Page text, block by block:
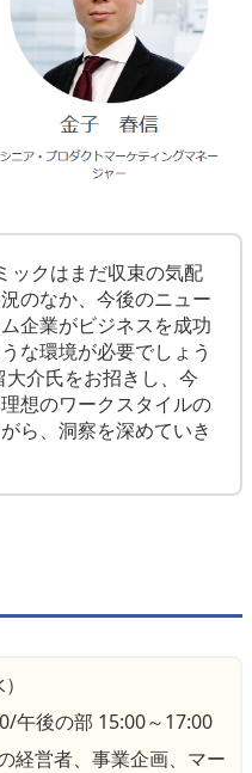
ックはまだ収束の気配
のなか、今後のニュー
企業がビジネスを成功
な環境が必要でしょう
介氏をお招きし、今
想のワークスタイルの
ら、洞察を深めていき
午後の部 15:00～17:00
経営者、事業企画、マー